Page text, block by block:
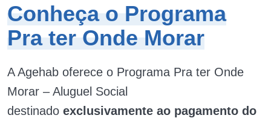
Conheça o Programa
Pra ter Onde Morar
A Agehab oferece o Programa Pra ter Onde
Morar – Aluguel Social
destinado exclusivamente ao pagamento do